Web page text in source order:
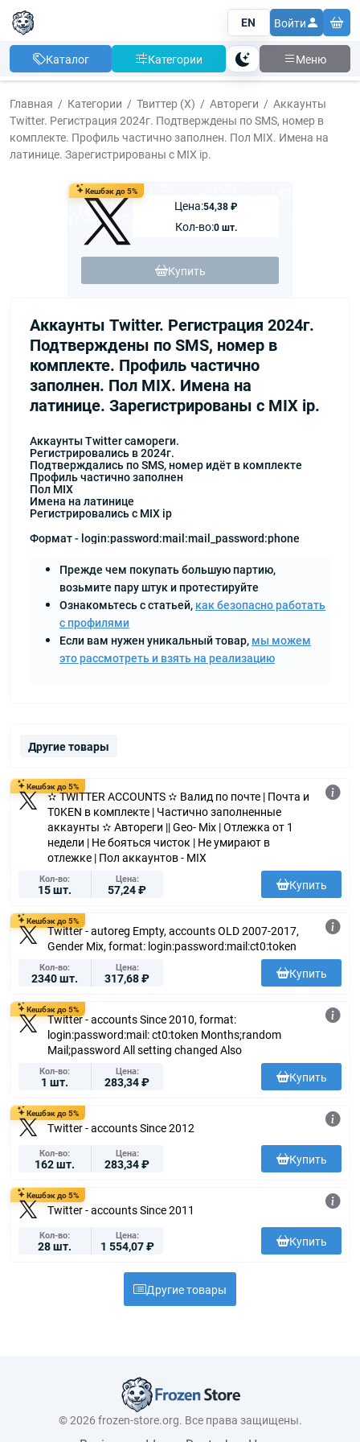
EN Войти
Каталог Категории Тема Меню
Главная Категории Твиттер (X) Автореги
Аккаунты
Twitter. Регистрация 2024г. Подтверждены по SMS, номер в
комплекте. Профиль частично заполнен. Пол MIX. Имена на
латинице. Зарегистрированы с MIX ip.
Кешбэк до 5%
Цена:54,38 ₽
Кол-во:0 шт.
Купить
Аккаунты Twitter. Регистрация 2024г.
Подтверждены по SMS, номер в
комплекте. Профиль частично
заполнен. Пол MIX. Имена на
латинице. Зарегистрированы с MIX ip.
Аккаунты Twitter самореги.
Регистрировались в 2024г.
Подтверждались по SMS, номер идёт в комплекте
Профиль частично заполнен
Пол MIX
Имена на латинице
Регистрировались с MIX ip
Формат - login:password:mail:mail_password:phone
Прежде чем покупать большую партию,
возьмите пару штук и протестируйте
Ознакомьтесь с статьей, как безопасно работать
с профилями
Если вам нужен уникальный товар, мы можем
это рассмотреть и взять на реализацию
Другие товары
Кешбэк до 5%
✫ TWITTER ACCOUNTS ✫ Валид по почте | Почта и
T0KEN в комплекте | Частично заполненные
аккаунты ✫ Автореги || Geo- Mix | Отлежка от 1
недели | Не бояться чисток | Не умирают в
отлежке | Пол аккаунтов - MIX
Кол-во
15 шт.
Цена
57,24 ₽ Купить
Кешбэк до 5%
Twitter - autoreg Empty, accounts OLD 2007-2017,
Gender Mix, format: login:password:mail:ct0:token
Кол-во
2340 шт.
Цена
317,68 ₽ Купить
Кешбэк до 5%
Twitter - accounts Since 2010, format:
login:password:mail: ct0:token Months;random
Mail;password All setting changed Also
Кол-во
1 шт.
Цена
283,34 ₽ Купить
Кешбэк до 5%
Twitter - accounts Since 2012
Кол-во
162 шт.
Цена
283,34 ₽ Купить
Кешбэк до 5%
Twitter - accounts Since 2011
Кол-во
28 шт.
Цена
1 554,07 ₽ Купить
Другие товары
© 2026 frozen-store.org. Все права защищены.